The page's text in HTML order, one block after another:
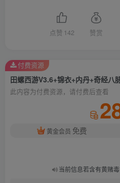
点赞 142 赞赏
田螺西游V3.6+锦衣+内丹+奇经八
此内容为付费资源，请付费后查看
黄金会员 免费
当前信息若含有黄赌
付费资源